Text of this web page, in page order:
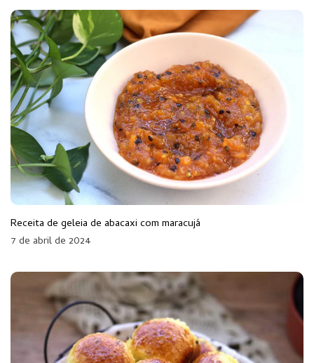
Receita de geleia de abacaxi com maracujá
7 de abril de 2024